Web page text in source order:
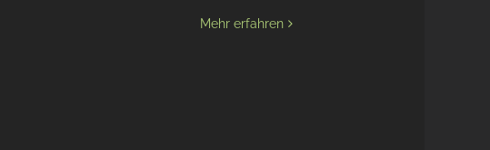
Mehr erfahren